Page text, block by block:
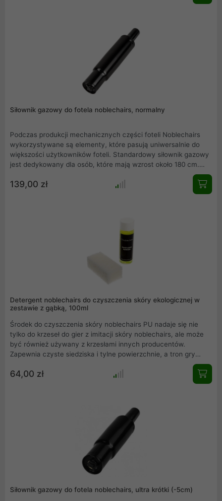
Siłownik gazowy do fotela noblechairs, normalny
Podczas produkcji mechanicznych części foteli Noblechairs
wykorzystywane są elementy, które pasują uniwersalnie do
większości użytkowników foteli. Standardowy siłownik gazowy
jest dedykowany dla osób, które mają wzrost około 180 cm.
Dzięki regulacji wysokości w zakresie 10 cm jest również on
idealny dla osób wyższych. Jednakże oferowany siłownik o
139,00 zł
Detergent noblechairs do czyszczenia skóry ekologicznej w
zestawie z gąbką, 100ml
Środek do czyszczenia skóry noblechairs PU nadaje się nie
tylko do krzeseł do gier z imitacji skóry noblechairs, ale może
być również używany z krzesłami innych producentów.
Zapewnia czyste siedziska i tylne powierzchnie, a tron gry
świeci świeżym blaskiem. Zestaw do czyszczenia składa się ze
100 ml butelki detergentu i gąbki. Dzięki temu płyn można
64,00 zł
Siłownik gazowy do fotela noblechairs, ultra krótki (-5cm)